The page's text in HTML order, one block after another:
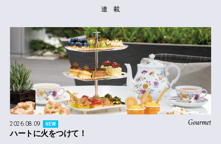
連 載
Gourmet
2026.08.09 NEW
ハートに火をつけて！